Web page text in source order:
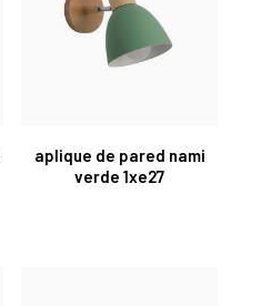
aplique de pared nami
verde 1xe27